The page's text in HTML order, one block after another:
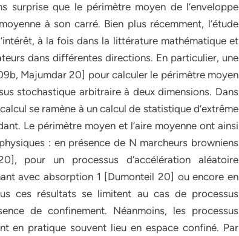
que le périmètre moyen de l’enveloppe
à son carré. Bien plus récemment, l’étude
à la fois dans la littérature mathématique et
dans différentes directions. En particulier, une
Majumdar 20] pour calculer le périmètre moyen
stochastique arbitraire à deux dimensions. Dans
se ramène à un calcul de statistique d’extrême
Le périmètre moyen et l’aire moyenne ont ainsi
: en présence de N marcheurs browniens
pour un processus d’accélération aléatoire
avec absorption 1 [Dumonteil 20] ou encore en
ces résultats se limitent au cas de processus
de confinement. Néanmoins, les processus
en pratique souvent lieu en espace confiné. Par